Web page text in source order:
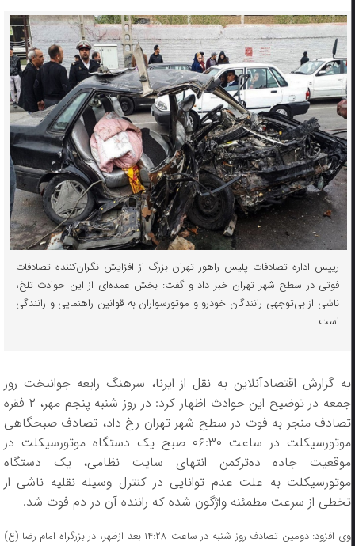
رییس اداره تصادفات پلیس راهور تهران بزرگ از افزایش نگران‌کننده تصادفات
فوتی در سطح شهر تهران خبر داد و گفت: بخش عمده‌ای از این حوادث تلخ،
ناشی از بی‌توجهی رانندگان خودرو و موتورسواران به قوانین راهنمایی و رانندگی
است.
به گزارش اقتصادآنلاین به نقل از ایرنا، سرهنگ رابعه جوانبخت روز
جمعه در توضیح این حوادث اظهار کرد: در روز شنبه پنجم مهر، ۲ فقره
تصادف منجر به فوت در سطح شهر تهران رخ داد، تصادف صبحگاهی
موتورسیکلت در ساعت ۰۶:۳۰ صبح یک دستگاه موتورسیکلت در
موقعیت جاده ده‌ترکمن انتهای سایت نظامی، یک دستگاه
موتورسیکلت به علت عدم توانایی در کنترل وسیله نقلیه ناشی از
تخطی از سرعت مطمئنه واژگون شده که راننده آن در دم فوت شد.
وی افزود: دومین تصادف روز شنبه در ساعت ۱۴:۲۸ بعد ازظهر، در بزرگراه امام رضا (ع)